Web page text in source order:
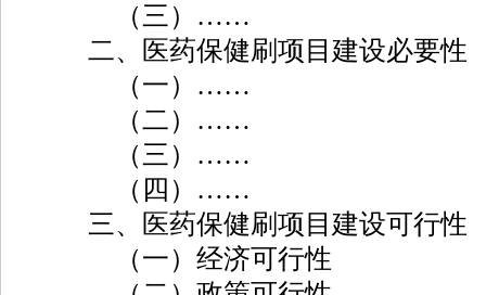
（三）……
二、医药保健刷项目建设必要性
（一）……
（二）……
（三）……
（四）……
三、医药保健刷项目建设可行性
（一）经济可行性